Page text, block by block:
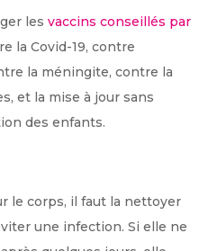
les vaccins conseillés par
la Covid-19, contre
la méningite, contre la
et la mise à jour sans
des enfants.
le corps, il faut la nettoyer
une infection. Si elle ne